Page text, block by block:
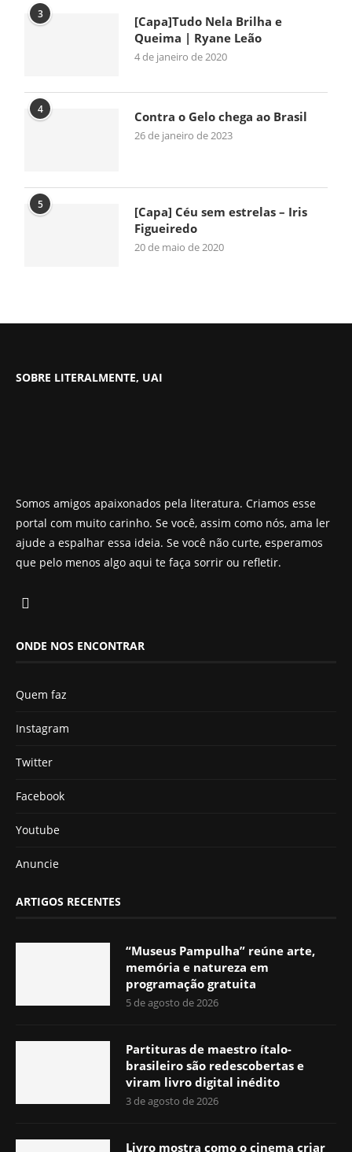
3
[Capa]Tudo Nela Brilha e
Queima | Ryane Leão
4 de janeiro de 2020
4 Contra o Gelo chega ao Brasil
26 de janeiro de 2023
5
[Capa] Céu sem estrelas – Iris
Figueiredo
20 de maio de 2020
SOBRE LITERALMENTE, UAI
Somos amigos apaixonados pela literatura. Criamos esse
portal com muito carinho. Se você, assim como nós, ama ler
ajude a espalhar essa ideia. Se você não curte, esperamos
que pelo menos algo aqui te faça sorrir ou refletir.
ONDE NOS ENCONTRAR
Quem faz
Instagram
Twitter
Facebook
Youtube
Anuncie
ARTIGOS RECENTES
“Museus Pampulha” reúne arte,
memória e natureza em
programação gratuita
5 de agosto de 2026
Partituras de maestro ítalo-
brasileiro são redescobertas e
viram livro digital inédito
3 de agosto de 2026
Livro mostra como o cinema criar